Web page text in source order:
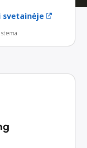
svetainėje